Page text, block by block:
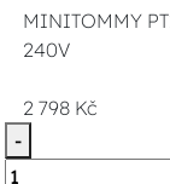
MINITOMMY
240V
2 798 Kč
-